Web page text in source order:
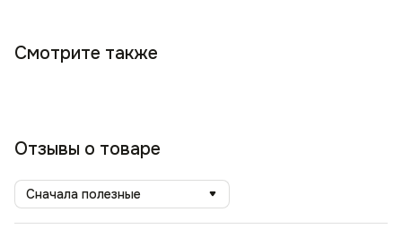
Смотрите также
Отзывы о товаре
Сначала полезные